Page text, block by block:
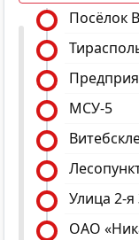
Посёлок
МСУ-5
Улица 2-я
ОАО